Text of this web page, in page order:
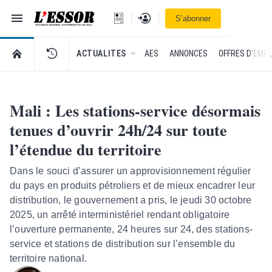
Navigation
L'Essor - retour à la une
Se connecterS’abonner
RETOUR À LA PAGE D’ACCUEIL DE L'ESSOR
ACTUALITES AES ANNONCES OFFRES
Mali : Les stations-service désormais
tenues d’ouvrir 24h/24 sur toute
l’étendue du territoire
Dans le souci d’assurer un approvisionnement régulier
du pays en produits pétroliers et de mieux encadrer leur
distribution, le gouvernement a pris, le jeudi 30 octobre
2025, un arrêté interministériel rendant obligatoire
l’ouverture permanente, 24 heures sur 24, des stations-
service et stations de distribution sur l’ensemble du
territoire national.